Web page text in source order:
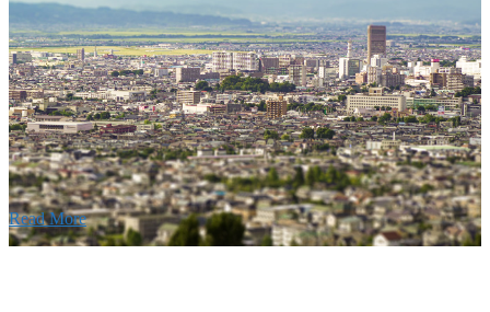
の歴史ある実績・建設技術と、旧カネフジハウス
利くフットワークが結びついた新しい建設会社で
Read More